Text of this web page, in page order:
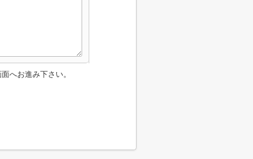
へお進み下さい。